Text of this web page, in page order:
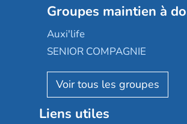
Les jardins d'Arcadie
Occitalia
Appartseniors
Reseda
Stella management
Les villages d'or
Groupe SOS
Le Noble Âge
Almage
Résidalya
Groupe aplus
Groupes maintien à
Auxi'life
SENIOR COMPAGNIE
AGE D'OR Services
Liens utiles